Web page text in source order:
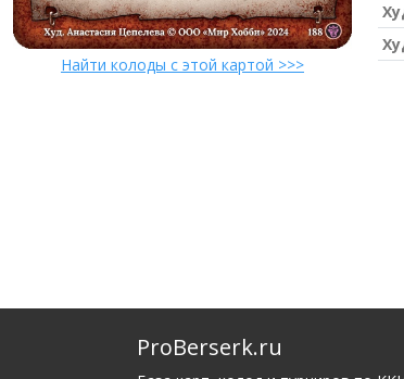
Найти колоды с этой картой >>>
ProBerserk.ru